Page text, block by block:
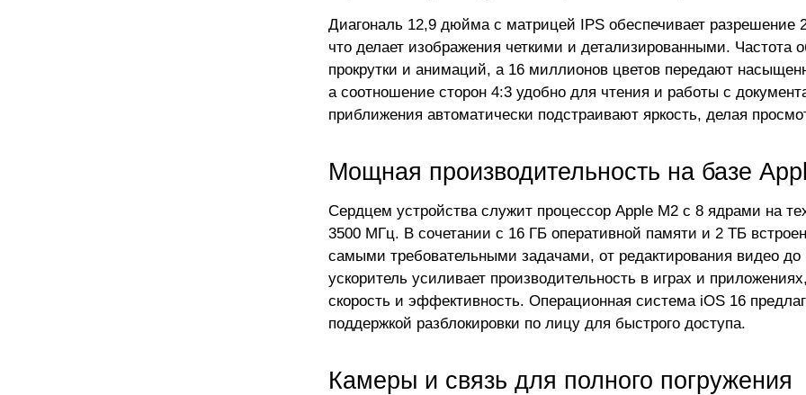
Диагональ 12,9 дюйма с матрицей IPS обеспечивает разрешение
что делает изображения четкими и детализированными. Частота
прокрутки и анимаций, а 16 миллионов цветов передают
а соотношение сторон 4:3 удобно для чтения и работы с
приближения автоматически подстраивают яркость, делая
Мощная производительность на базе
Сердцем устройства служит процессор Apple M2 с 8 ядрами на
3500 МГц. В сочетании с 16 ГБ оперативной памяти и 2 ТБ
самыми требовательными задачами, от редактирования видео до
ускоритель усиливает производительность в играх и
скорость и эффективность. Операционная система iOS 16
поддержкой разблокировки по лицу для быстрого доступа.
Камеры и связь для полного погружения